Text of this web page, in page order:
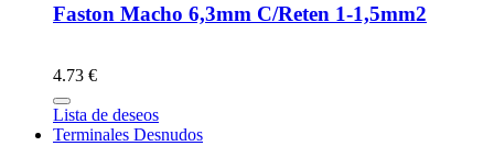
Faston Macho 6,3mm C/Reten 1-1,5mm2
4.73 €
Lista de deseos
Terminales Desnudos